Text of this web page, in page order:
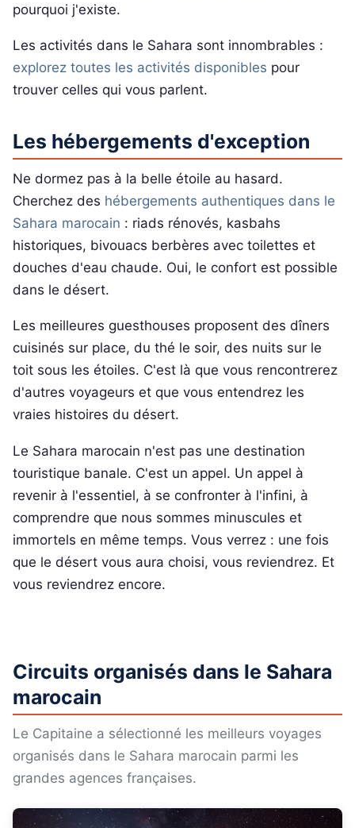
pourquoi j'existe.
Les activités dans le Sahara sont innombrables :
explorez toutes les activités disponibles pour
trouver celles qui vous parlent.
Les hébergements d'exception
Ne dormez pas à la belle étoile au hasard.
Cherchez des hébergements authentiques dans le
Sahara marocain : riads rénovés, kasbahs
historiques, bivouacs berbères avec toilettes et
douches d'eau chaude. Oui, le confort est possible
dans le désert.
Les meilleures guesthouses proposent des dîners
cuisinés sur place, du thé le soir, des nuits sur le
toit sous les étoiles. C'est là que vous rencontrerez
d'autres voyageurs et que vous entendrez les
vraies histoires du désert.
Le Sahara marocain n'est pas une destination
touristique banale. C'est un appel. Un appel à
revenir à l'essentiel, à se confronter à l'infini, à
comprendre que nous sommes minuscules et
immortels en même temps. Vous verrez : une fois
que le désert vous aura choisi, vous reviendrez. Et
vous reviendrez encore.
Circuits organisés dans le Sahara
marocain
Le Capitaine a sélectionné les meilleurs voyages
organisés dans le Sahara marocain parmi les
grandes agences françaises.